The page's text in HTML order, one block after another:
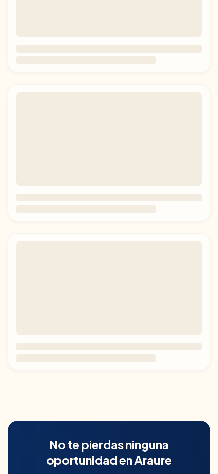
No te pierdas ninguna
oportunidad enAraure